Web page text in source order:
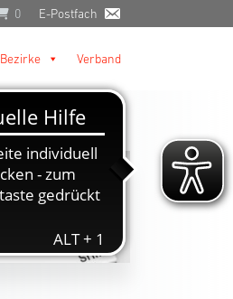
0 E-Postfach
Bezirke Verband